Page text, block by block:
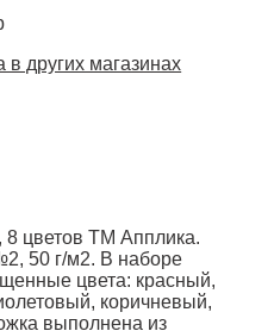
других магазинах
8 цветов ТМ Апплика.
50 г/м2. В наборе
цвета: красный,
коричневый,
выполнена из